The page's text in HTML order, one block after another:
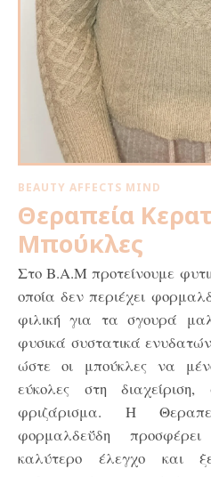
BEAUTY AFFECTS MIND
Θεραπεία
Μπούκλες
ΣτοB.A.M προτείνουμε
οποία δεν περιέχει
φιλική για τα σγουρά
φυσικά συστατικά
ώστε οι μπούκλες να
εύκολες στη διαχείριση,
φριζάρισμα. Η
φορμαλδεΰδη
καλύτερο έλεγχο και